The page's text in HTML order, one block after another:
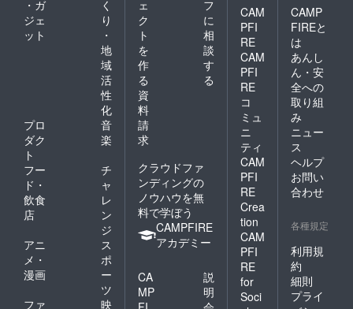
・ガ
ジェ
ット
く
り
・
地
域
活
性
化
プロ
ダク
ト
音
楽
フー
ド・
飲食
店
チ
ャ
レ
ン
ジ
アニ
メ・
漫画
ス
ポ
ー
ツ
ファ
映
ェ
ク
ト
を
作
る
フ
に
相
談
す
る
資
料
請
求
クラウドファ
ンディングの
ノウハウを無
料で学ぼう
CAMPFIRE
アカデミー
CA
MP
説
明
CAM
PFI
RE
CAM
PFI
RE
コ
ミュ
ニ
ティ
CAM
PFI
RE
Crea
tion
CAM
PFI
RE
for
Soci
CAMP
FIREと
は
あんし
ん・安
全への
取り組
み
ニュー
ス
ヘルプ
お問い
合わせ
各種規定
利用規
約
細則
プライ